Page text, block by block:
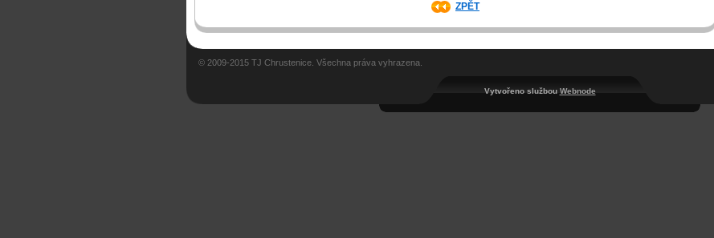
ZPĚT
© 2009-2015 TJ Chrustenice. Všechna práva vyhrazena.
Vytvořeno službou Webnode